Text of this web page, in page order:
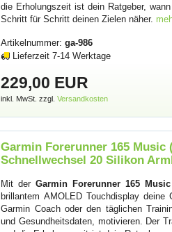
die Erholungszeit ist dein Ratgeber,
Schritt für Schritt deinen Zielen näher.
Artikelnummer:ga-986
Lieferzeit 7-14 Werktage
229,00 EUR
inkl. MwSt. zzgl.Versandkosten
Garmin Forerunner 165 Music
Schnellwechsel 20 Silikon
Mit derGarmin Forerunner 165 Music
brillantem AMOLED Touchdisplay
Garmin Coach oder den täglichen
und Gesundheitsdaten, motivieren. Der